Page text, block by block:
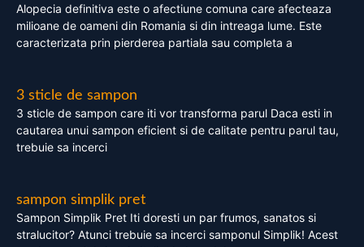
Alopecia definitiva este o afectiune comuna care afecteaza
milioane de oameni din Romania si din intreaga lume. Este
caracterizata prin pierderea partiala sau completa a
3 sticle de sampon
3 sticle de sampon care iti vor transforma parul Daca esti in
cautarea unui sampon eficient si de calitate pentru parul tau,
trebuie sa incerci
sampon simplik pret
Sampon Simplik Pret Iti doresti un par frumos, sanatos si
stralucitor? Atunci trebuie sa incerci samponul Simplik! Acest